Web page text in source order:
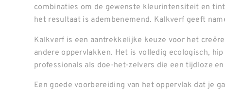
combinaties om de gewenste kleurintensiteit en
het resultaat is adembenemend. Kalkverf geeft
Kalkverf is een aantrekkelijke keuze voor het
andere oppervlakken. Het is volledig ecologisch,
professionals als doe-het-zelvers die een tijdloze
Een goede voorbereiding van het oppervlak dat je